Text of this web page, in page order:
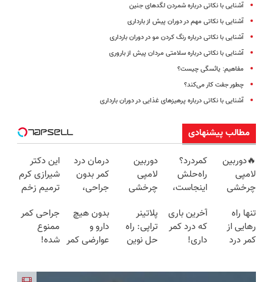
آشنایی با نکاتی درباره شمردن لگدهای جنین
آشنایی با نکاتی مهم در دوران پیش از بارداری
آشنایی با نکاتی درباره رنگ کردن مو در دوران بارداری
آشنایی با نکاتی درباره سلامتی مردان پیش از باروری
مفاهیم: یائسگی چیست؟
چطور جفت کار می‌کند؟
آشنایی با نکاتی درباره پرهیزهای غذایی در دوران بارداری
مطالب پیشنهادی
🔥دوربین
لامپی
چرخشی
🔥 پرداخت
درب منزل
+ گارانتی
کمردرد؟
راه‌حلش
اینجاست،
داروخونه
دوربین
لامپی
چرخشی
فقط امروز
حراج شد🔥
پرداخت
درمان درد
کمر بدون
جراحی،
پرسش‌نامه
رو پر کن ▶
این دکتر
شیرازی کرم
ترمیم زخم
ساخت!!!
تنها راه
رهایی از
کمر درد
آخرین باری
که درد کمر
داری!
پلاتینر
تراپی: راه
حل نوین
بدون هیچ
دارو و
عوارضی کمر
جراحی کمر
ممنوع
شده!